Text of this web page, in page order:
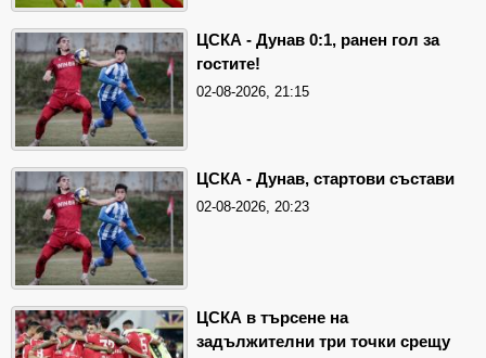
ЦСКА - Дунав 0:1, ранен гол за
гостите!
02-08-2026, 21:15
ЦСКА - Дунав, стартови състави
02-08-2026, 20:23
ЦСКА в търсене на
задължителни три точки срещу